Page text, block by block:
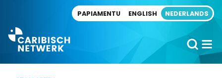
PAPIAMENTU ENGLISH NEDERLANDS